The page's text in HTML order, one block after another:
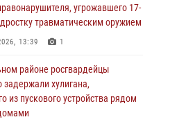
угрожавшего 17-
травматическим оружием
13:39 1
районе росгвардейцы
задержали хулигана,
из пускового устройства рядом